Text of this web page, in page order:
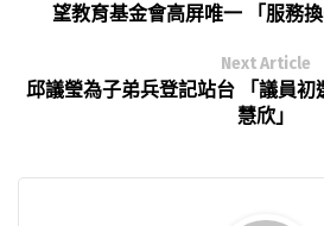
望教育基金會高屏唯一 「服務換
Next Article
邱議瑩為子弟兵登記站台 「議員初
慧欣」